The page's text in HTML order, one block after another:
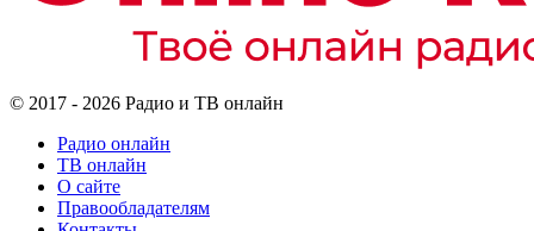
© 2017 - 2026 Радио и ТВ онлайн
Радио онлайн
ТВ онлайн
О сайте
Правообладателям